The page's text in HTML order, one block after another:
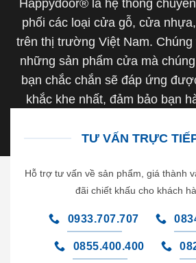
Happydoor® là hệ thống
phối các loại cửa gỗ, cửa
trên thị trường Việt Nam.
những sản phẩm cửa mà
bạn chắc chắn sẽ đáp ứng
khắc khe nhất, đảm bảo bạn
TƯ VẤN TRỰC
Hỗ trợ tư vấn về sản phẩm, giá thành
đãi chiết khấu cho khách
0933.707.707
0855.400.400